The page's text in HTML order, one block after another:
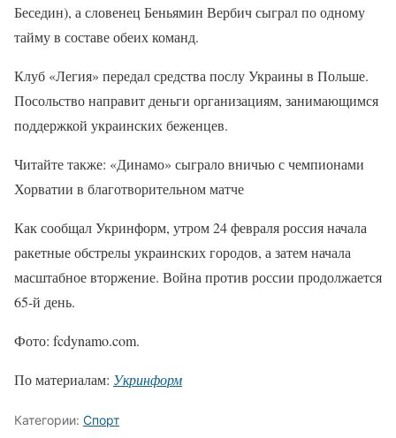
Беседин), а словенец Беньямин Вербич сыграл по одному
тайму в составе обеих команд.
Клуб «Легия» передал средства послу Украины в Польше.
Посольство направит деньги организациям, занимающимся
поддержкой украинских беженцев.
Читайте также: «Динамо» сыграло вничью с чемпионами
Хорватии в благотворительном матче
Как сообщал Укринформ, утром 24 февраля россия начала
ракетные обстрелы украинских городов, а затем начала
масштабное вторжение. Война против россии продолжается
65-й день.
Фото: fcdynamo.com.
По материалам: Укринформ
Категории: Спорт